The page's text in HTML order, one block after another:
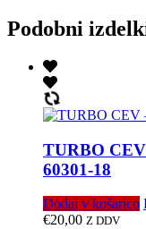
Podobni
TURBO
60301-18
Dodaj v košarico
€20,00 Z DDV